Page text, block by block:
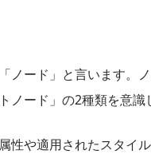
ノード」と言います。
ード」の2種類を意識
性や適用されたスタイ